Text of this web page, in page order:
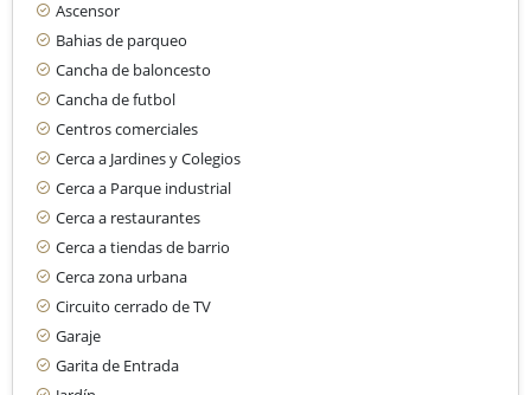
Ascensor
Bahias de parqueo
Cancha de baloncesto
Cancha de futbol
Centros comerciales
Cerca a Jardines y Colegios
Cerca a Parque industrial
Cerca a restaurantes
Cerca a tiendas de barrio
Cerca zona urbana
Circuito cerrado de TV
Garaje
Garita de Entrada